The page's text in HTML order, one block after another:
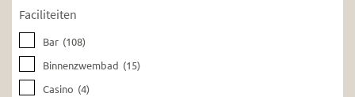
Faciliteiten
Bar (108)
Binnenzwembad (15)
Casino (4)